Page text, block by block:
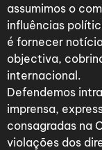
assumimos o
influências
é fornecer
objectiva,
internacional.
Defendemos
imprensa,
consagradas na
violações dos